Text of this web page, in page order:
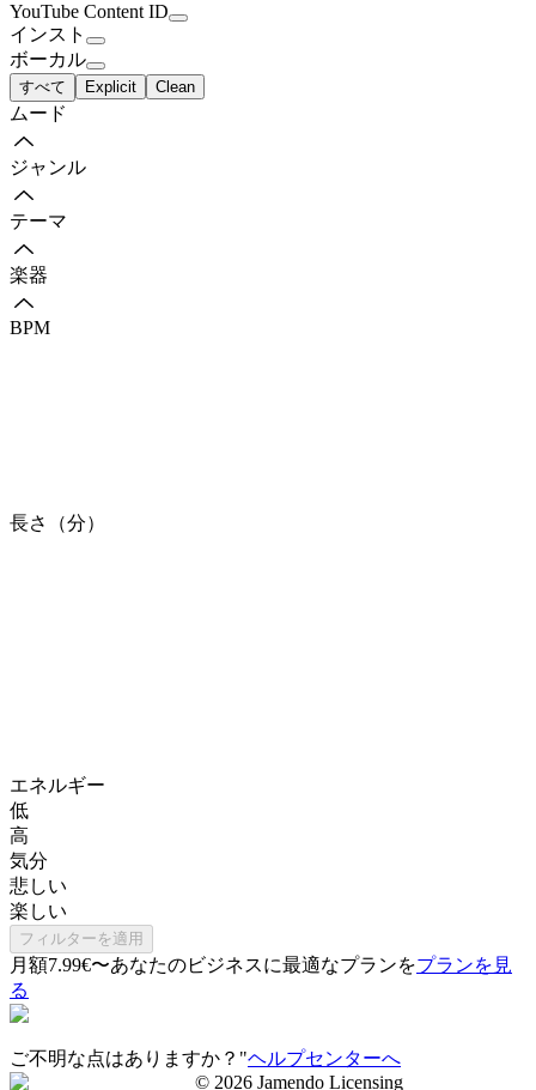
YouTube Content ID
インスト
ボーカル
すべて Explicit Clean
ムード
ジャンル
テーマ
楽器
BPM
長さ（分）
エネルギー
低
高
気分
悲しい
楽しい
フィルターを適用
月額7.99€〜あなたのビジネスに最適なプランをプランを見
る
ご不明な点はありますか？"ヘルプセンターへ
© 2026 Jamendo Licensing